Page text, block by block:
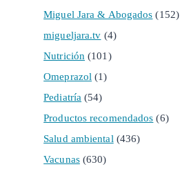
Miguel Jara & Abogados (152)
migueljara.tv (4)
Nutrición (101)
Omeprazol (1)
Pediatría (54)
Productos recomendados (6)
Salud ambiental (436)
Vacunas(630)